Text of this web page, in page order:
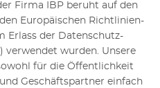
Firma IBP beruht auf den
Europäischen Richtlinien-
Erlass der Datenschutz-
verwendet wurden. Unsere
für die Öffentlichkeit
Geschäftspartner einfach